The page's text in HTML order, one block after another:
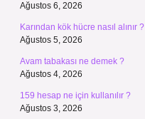
Ağustos 6, 2026
Karından kök hücre nasıl alınır ?
Ağustos 5, 2026
Avam tabakası ne demek ?
Ağustos 4, 2026
159 hesap ne için kullanılır ?
Ağustos 3, 2026